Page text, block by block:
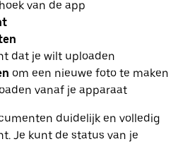
van de app
dat je wilt uploaden
om een nieuwe foto te maken
vanaf je apparaat
duidelijk en volledig
Je kunt de status van je